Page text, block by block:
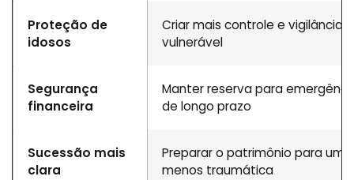
Proteção de
idosos
Criar mais controle e vigilância
vulnerável
Segurança
financeira
Manter reserva para
de longo prazo
Sucessão mais
clara
Preparar o patrimônio para
menos traumática